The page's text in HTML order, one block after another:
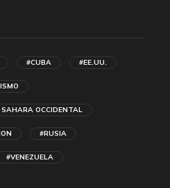
#CUBA #EE.UU.
OCCIDENTAL
#RUSIA
#VENEZUELA